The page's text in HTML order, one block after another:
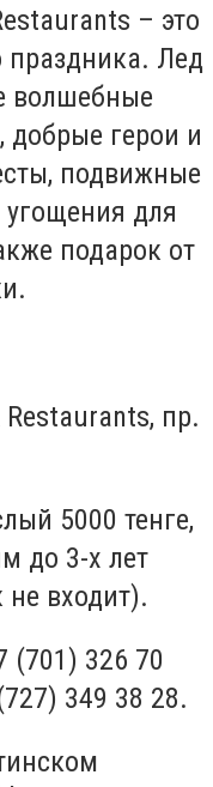
– это
Лед
волшебные
герои и
подвижные
угощения для
подарок от
пр.
5000 тенге,
до 3-х лет
входит).
(701) 326 70
349 38 28.